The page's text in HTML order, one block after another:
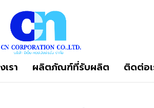
รา ผลิตภัณฑ์ที่รับผลิต ติดต่อเ